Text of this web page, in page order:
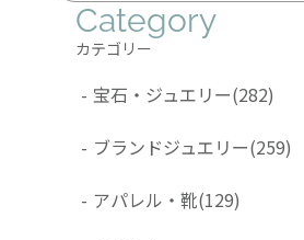
Category
カテゴリー
- 宝石・ジュエリー(282)
- ブランドジュエリー(259)
- アパレル・靴(129)